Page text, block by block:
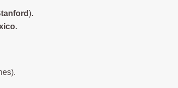
).
.